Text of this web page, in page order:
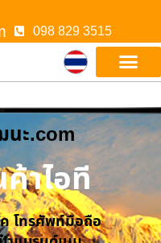
098 829 3515
นะ.com
าไอที
โทรศัพท์มือถือ